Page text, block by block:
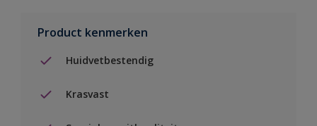
Product kenmerken
Huidvetbestendig
Krasvast